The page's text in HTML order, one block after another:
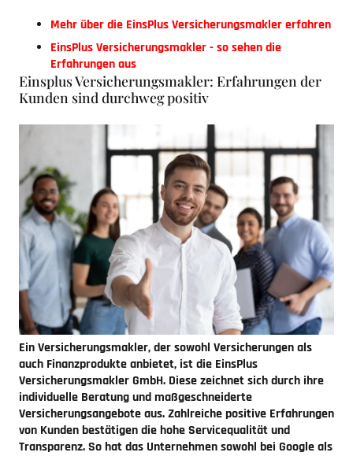
Mehr über die EinsPlus Versicherungsmakler erfahren
EinsPlus Versicherungsmakler - so sehen die
Erfahrungen aus
Einsplus Versicherungsmakler: Erfahrungen der
Kunden sind durchweg positiv
Ein Versicherungsmakler, der sowohl Versicherungen als
auch Finanzprodukte anbietet, ist die EinsPlus
Versicherungsmakler GmbH. Diese zeichnet sich durch ihre
individuelle Beratung und maßgeschneiderte
Versicherungsangebote aus. Zahlreiche positive Erfahrungen
von Kunden bestätigen die hohe Servicequalität und
Transparenz. So hat das Unternehmen sowohl bei Google als